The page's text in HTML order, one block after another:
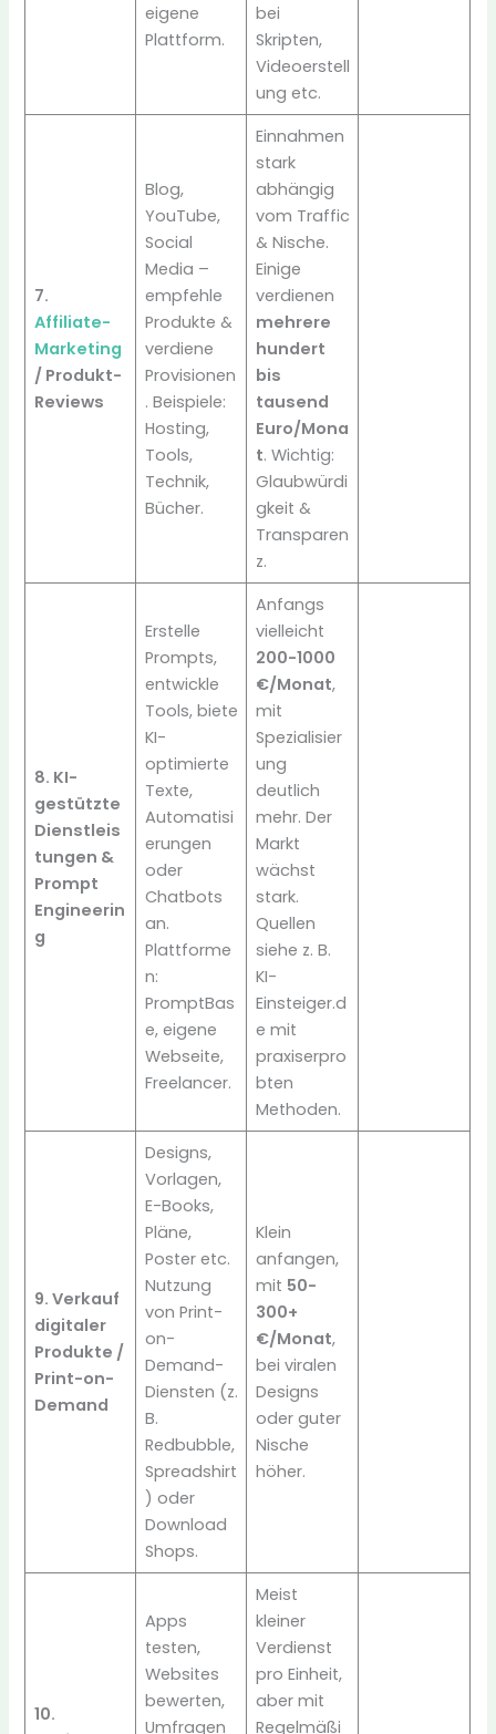
eigene
Plattform.
bei
Skripten,
Videoerstell
ung etc.
7.
Affiliate-
Marketing
/ Produkt-
Reviews
Blog,
YouTube,
Social
Media –
empfehle
Produkte &
verdiene
Provisionen
. Beispiele:
Hosting,
Tools,
Technik,
Bücher.
Einnahmen
stark
abhängig
vom Traffic
& Nische.
Einige
verdienen
mehrere
hundert
bis
tausend
Euro/Mona
t. Wichtig:
Glaubwürdi
gkeit &
Transparen
z.
8. KI-
gestützte
Dienstleis
tungen &
Prompt
Engineerin
g
Erstelle
Prompts,
entwickle
Tools, biete
KI-
optimierte
Texte,
Automatisi
erungen
oder
Chatbots
an.
Plattforme
n:
PromptBas
e, eigene
Webseite,
Freelancer.
Anfangs
vielleicht
200-1000
€/Monat,
mit
Spezialisier
ung
deutlich
mehr. Der
Markt
wächst
stark.
Quellen
siehe z. B.
KI-
Einsteiger.d
e mit
praxiserpro
bten
Methoden.
9. Verkauf
digitaler
Produkte /
Print-on-
Demand
Designs,
Vorlagen,
E-Books,
Pläne,
Poster etc.
Nutzung
von Print-
on-
Demand-
Diensten (z.
B.
Redbubble,
Spreadshirt
) oder
Download
Shops.
Klein
anfangen,
mit 50-
300+
€/Monat,
bei viralen
Designs
oder guter
Nische
höher.
10.
Apps
testen,
Websites
bewerten,
Umfragen
Meist
kleiner
Verdienst
pro Einheit,
aber mit
Regelmäßi